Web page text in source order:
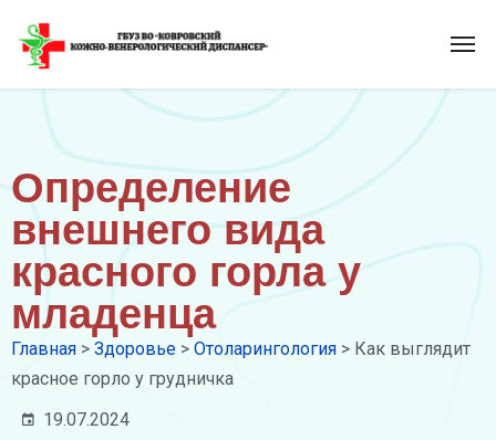
Определение
внешнего вида
красного горла у
младенца
Главная > Здоровье > Отоларингология > Как выглядит
красное горло у грудничка
19.07.2024